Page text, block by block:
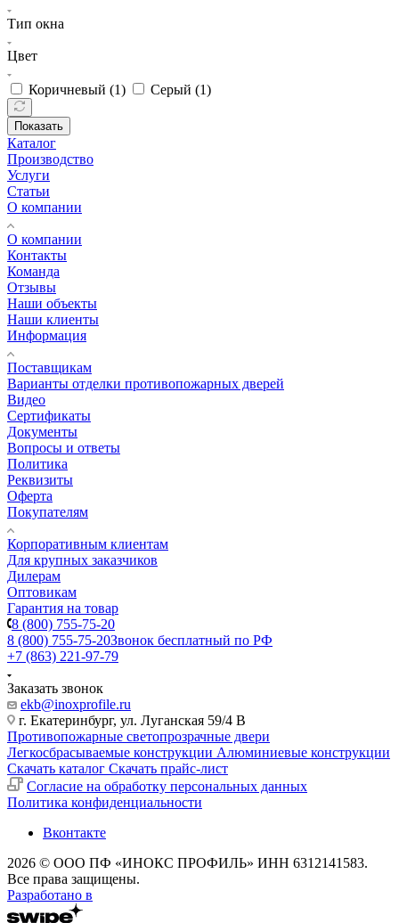
Тип окна
Цвет
Коричневый (1) Серый (1)
Показать
Каталог
Производство
Услуги
Статьи
О компании
О компании
Контакты
Команда
Отзывы
Наши объекты
Наши клиенты
Информация
Поставщикам
Варианты отделки противопожарных дверей
Видео
Сертификаты
Документы
Вопросы и ответы
Политика
Реквизиты
Оферта
Покупателям
Корпоративным клиентам
Для крупных заказчиков
Дилерам
Оптовикам
Гарантия на товар
8 (800) 755-75-20
8 (800) 755-75-20Звонок бесплатный по РФ
+7 (863) 221-97-79
Заказать звонок
ekb@inoxprofile.ru
г. Екатеринбург, ул. Луганская 59/4 В
Противопожарные светопрозрачные двери
Легкосбрасываемые конструкции Алюминиевые конструкции
Скачать каталог Скачать прайс-лист
Cогласие на обработку персональных данных
Политика конфиденциальности
Вконтакте
2026 © ООО ПФ «ИНОКС ПРОФИЛЬ» ИНН 6312141583.
Все права защищены.
Разработано в